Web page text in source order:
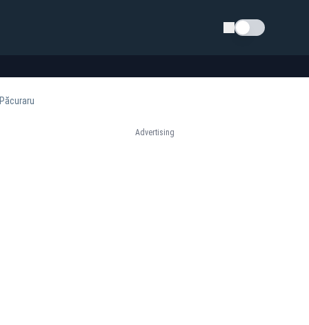
Schimba tema
Advertising